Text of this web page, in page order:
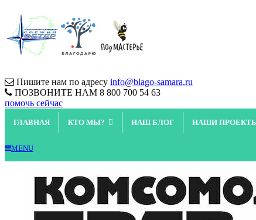
Пишите нам по адресу info@blago-samara.ru
ПОЗВОНИТЕ НАМ 8 800 700 54 63
помочь сейчас
ГЛАВНАЯ КТО МЫ? НАШ БЛОГ НАШИ
MENU